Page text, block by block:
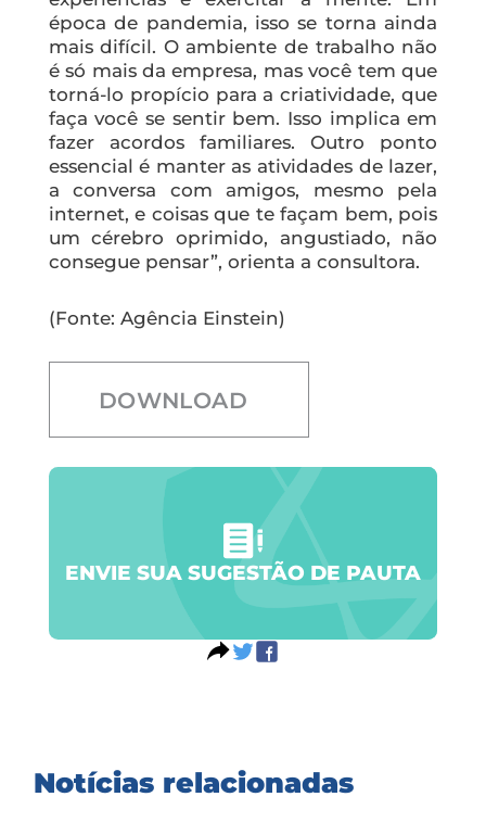
época de pandemia, isso se torna ainda
mais difícil. O ambiente de trabalho não
é só mais da empresa, mas você tem que
torná-lo propício para a criatividade, que
faça você se sentir bem. Isso implica em
fazer acordos familiares. Outro ponto
essencial é manter as atividades de lazer,
a conversa com amigos, mesmo pela
internet, e coisas que te façam bem, pois
um cérebro oprimido, angustiado, não
consegue pensar”, orienta a consultora.
(Fonte: Agência Einstein)
DOWNLOAD
ENVIE SUA SUGESTÃO DE PAUTA
Notícias relacionadas